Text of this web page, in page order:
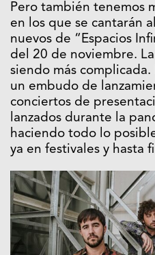
Pero también tenemos
en los que se cantarán
nuevos de “Espacios
del 20 de noviembre.
siendo más
un embudo de
conciertos de
lanzados durante la
haciendo todo lo
ya en festivales y hasta